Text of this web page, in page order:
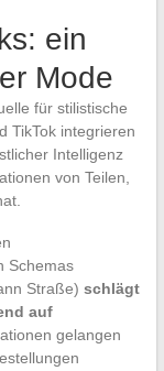
ein
Mode
für stilistische
TikTok integrieren
Intelligenz
von Teilen,
Schemas
Straße) schlägt
auf
gelangen